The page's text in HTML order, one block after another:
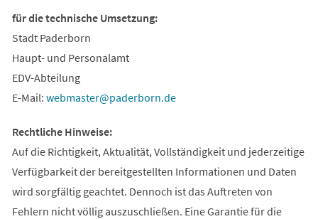
für die technische Umsetzung:
Stadt Paderborn
Haupt- und Personalamt
EDV-Abteilung
E-Mail: webmaster paderborn de
Rechtliche Hinweise:
Auf die Richtigkeit, Aktualität, Vollständigkeit und jederzeitige
Verfügbarkeit der bereitgestellten Informationen und Daten
wird sorgfältig geachtet. Dennoch ist das Auftreten von
Fehlern nicht völlig auszuschließen. Eine Garantie für die